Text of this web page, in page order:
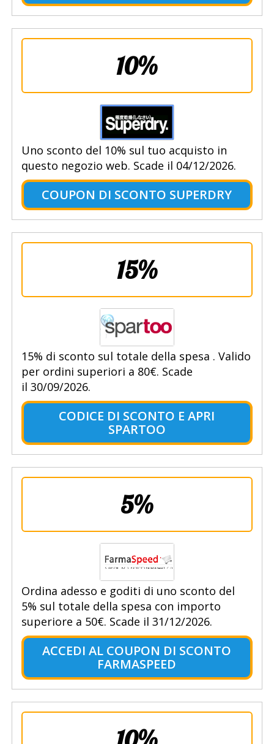
10%
Uno sconto del 10% sul tuo acquisto in
questo negozio web. Scade il 04/12/2026.
COUPON DI SCONTO SUPERDRY
15%
15% di sconto sul totale della spesa . Valido
per ordini superiori a 80€. Scade
il 30/09/2026.
CODICE DI SCONTO E APRI
SPARTOO
5%
Ordina adesso e goditi di uno sconto del
5% sul totale della spesa con importo
superiore a 50€. Scade il 31/12/2026.
ACCEDI AL COUPON DI SCONTO
FARMASPEED